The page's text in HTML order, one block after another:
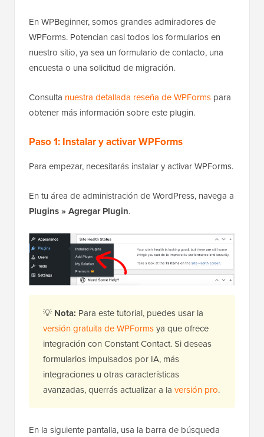
En WPBeginner, somos grandes admiradores de
WPForms. Potencian casi todos los formularios en
nuestro sitio, ya sea un formulario de contacto, una
encuesta o una solicitud de migración.
Consulta nuestra detallada reseña de WPForms para
obtener más información sobre este plugin.
Paso 1: Instalar y activar WPForms
Para empezar, necesitarás instalar y activar WPForms.
En tu área de administración de WordPress, navega a
Plugins » Agregar Plugin.
💡 Nota: Para este tutorial, puedes usar la
versión gratuita de WPFormsya que ofrece
integración con Constant Contact. Si deseas
formularios impulsados por IA, más
integraciones u otras características
avanzadas, querrás actualizar a la versión pro.
En la siguiente pantalla, usa la barra de búsqueda